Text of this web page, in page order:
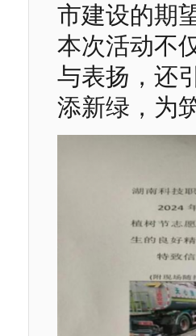
市建设的期
本次活动不
与表扬，还
添新绿，为